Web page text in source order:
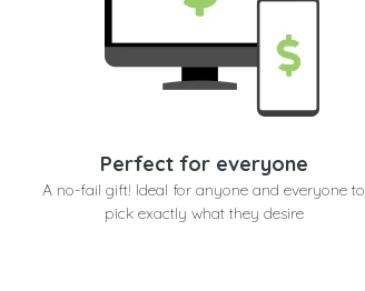
Perfect for everyone
A no-fail gift! Ideal for anyone and everyone to
pick exactly what they desire